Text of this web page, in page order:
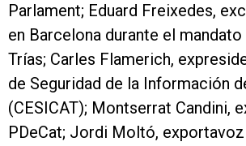
Parlament; Eduard Freixedes,
en Barcelona durante el
Trías; Carles Flamerich,
de Seguridad de la Información
(CESICAT); Montserrat Candini,
PDeCat; Jordi Moltó, exportavoz